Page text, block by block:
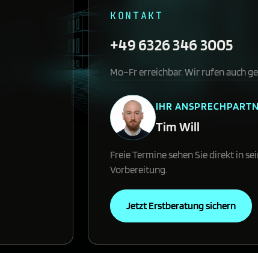
KONTAKT
+49 6326 346 3005
Mo–Fr erreichbar. Wir rufen auch
IHR
Tim Will
Freie Termine sehen Sie direkt in
Vorbereitung.
Jetzt Erstberatung sichern